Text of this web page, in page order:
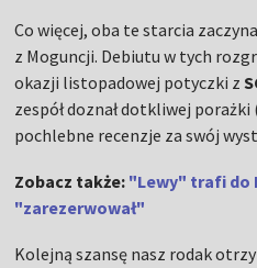
Co więcej, oba te starcia
z Moguncji. Debiutu w tych
okazji listopadowej potyczki z
zespół doznał dotkliwej porażki
pochlebne recenzje za swój
Zobacz także: "Lewy" trafi do
"zarezerwował"
Kolejną szansę nasz rodak